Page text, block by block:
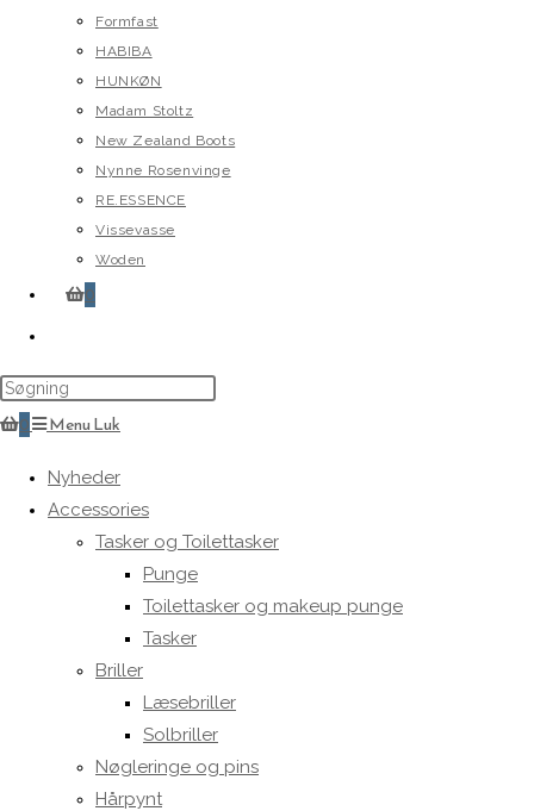
Formfast
HABIBA
HUNKØN
Madam Stoltz
New Zealand Boots
Nynne Rosenvinge
RE.ESSENCE
Vissevasse
Woden
0
website
search
0 MenuLuk
Nyheder
Accessories
Tasker og Toilettasker
Punge
Toilettasker og makeup punge
Tasker
Briller
Læsebriller
Solbriller
Nøgleringe og pins
Hårpynt